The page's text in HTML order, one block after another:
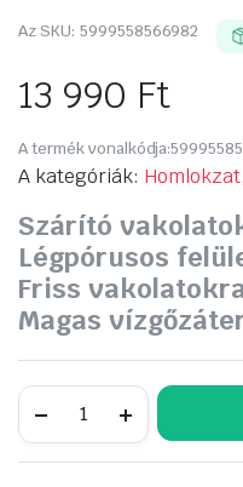
Az SKU: 5999558566982
13 990 Ft
A termék vonalkódja:
A kategóriák:
Szárító
Légpórusos
Friss
Magas
lábazat